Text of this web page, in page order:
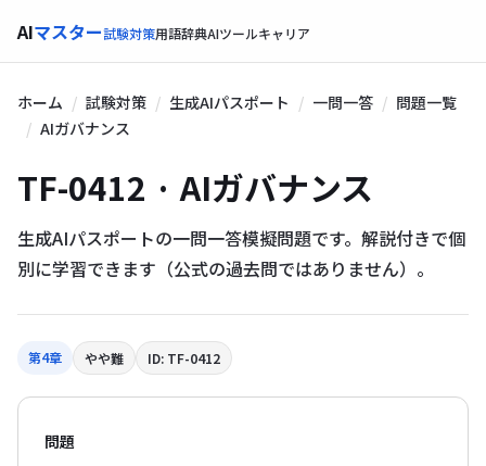
AIマスター試験対策用語辞典AIツールキャリア
ホーム 試験対策 生成AIパスポート 一問一答
問題一覧
AIガバナンス
TF-0412 · AIガバナンス
生成AIパスポートの一問一答模擬問題です。解説付きで個
別に学習できます（公式の過去問ではありません）。
第4章 やや難 ID: TF-0412
問題